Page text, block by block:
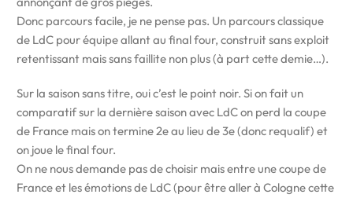
Donc parcours facile, je ne pense pas. Un parcours classique
de LdC pour équipe allant au final four, construit sans exploit
retentissant mais sans faillite non plus (à part cette demie…).
Sur la saison sans titre, oui c’est le point noir. Si on fait un
comparatif sur la dernière saison avec LdC on perd la coupe
de France mais on termine 2e au lieu de 3e (donc requalif) et
on joue le final four.
On ne nous demande pas de choisir mais entre une coupe de
France et les émotions de LdC (pour être aller à Cologne cette